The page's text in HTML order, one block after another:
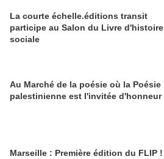
La courte échelle.éditions transit
participe au Salon du Livre d'histoire
sociale
Au Marché de la poésie où la Poésie
palestinienne est l'invitée d'honneur
Marseille : Première édition du FLIP !